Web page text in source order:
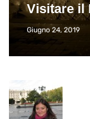
Visitare il
Giugno 24, 2019